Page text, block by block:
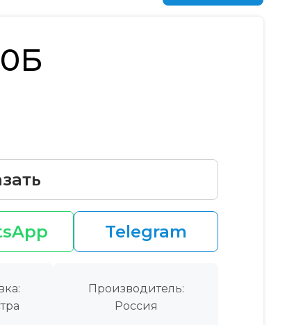
Telegram
Производитель:
Россия